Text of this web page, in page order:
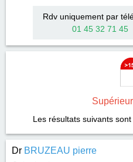
Rdv uniquement par
01 45 32 71 45
Les résultats suivants
Dr BRUZEAU pierre